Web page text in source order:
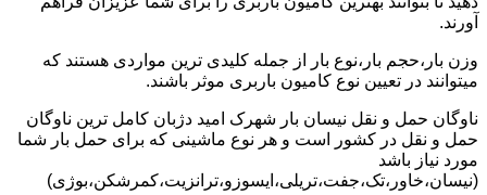
آورند.
وزن بار،حجم بار،نوع بار از جمله کلیدی ترین مواردی هستند که
میتوانند در تعیین نوع کامیون باربری موثر باشند.
ناوگان حمل و نقل نیسان بار شهرک امید دژبان کامل ترین ناوگان
حمل و نقل در کشور است و هر نوع ماشینی که برای حمل بار شما
مورد نیاز باشد
(نیسان،خاور،تک،جفت،تریلی،ایسوزو،ترانزیت،کمرشکن،بوژی)